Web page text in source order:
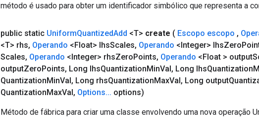
método é usado para obter um identificador simbólico que representa a
public static UniformQuantizedAdd <T> create ( Escopo escopo ,
<T> rhs, Operando <Float> lhsScales, Operando <Integer> lhsZero
Scales, Operando <Integer> rhsZeroPoints, Operando <Float > output
outputZeroPoints, Long lhsQuantizationMinVal, Long lhsQuantization
QuantizationMinVal, Long rhsQuantizationMaxVal, Long output
QuantizationMaxVal, Options... options)
Método de fábrica para criar uma classe envolvendo uma nova operação